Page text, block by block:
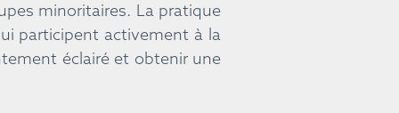
minoritaires. La pratique
participent activement à la
éclairé et obtenir une